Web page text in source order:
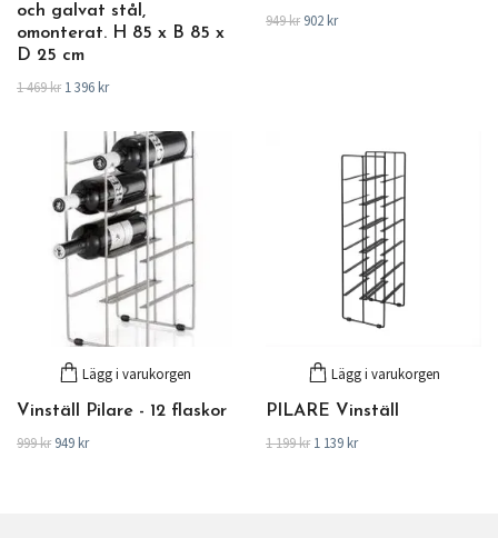
och galvat stål,
omonterat. H 85 x B 85 x
D 25 cm
1 469 kr 1 396 kr
949 kr 902 kr
Lägg i varukorgen
Vinställ Pilare - 12 flaskor
999 kr 949 kr
Lägg i varukorgen
PILARE Vinställ
1 199 kr 1 139 kr